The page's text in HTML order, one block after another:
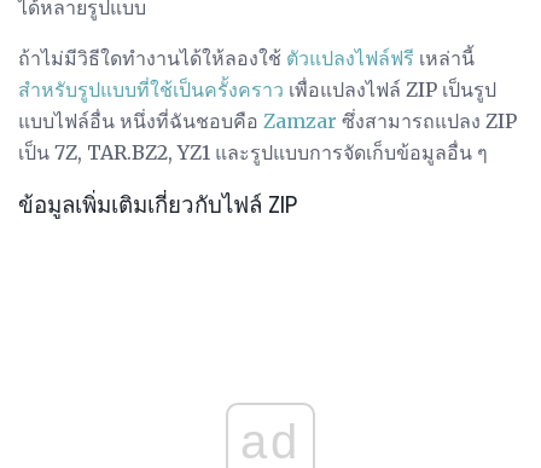
ได้หลายรูปแบบ
ถ้าไม่มีวิธีใดทำงานได้ให้ลองใช้ ตัวแปลงไฟล์ฟรี เหล่านี้
สำหรับรูปแบบที่ใช้เป็นครั้งคราว เพื่อแปลงไฟล์ ZIP เป็นรูป
แบบไฟล์อื่น หนึ่งที่ฉันชอบคือ Zamzar ซึ่งสามารถแปลง ZIP
เป็น 7Z, TAR.BZ2, YZ1 และรูปแบบการจัดเก็บข้อมูลอื่น ๆ
ข้อมูลเพิ่มเติมเกี่ยวกับไฟล์ ZIP
ad